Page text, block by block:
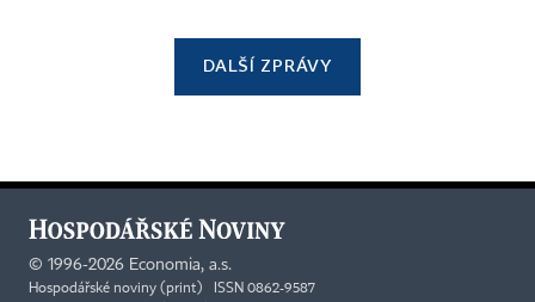
DALŠÍ ZPRÁVY
© 1996-2026 Economia, a.s.
Hospodářské noviny (print) ISSN 0862-9587